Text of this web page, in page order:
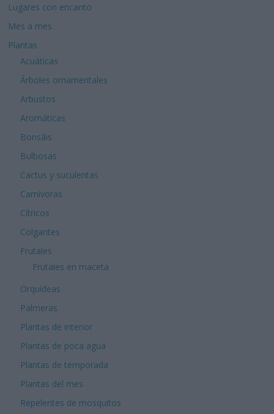
Lugares con encanto
Mes a mes
Plantas
Acuáticas
Árboles ornamentales
Arbustos
Aromáticas
Bonsáis
Bulbosas
Cactus y suculentas
Carnívoras
Cítricos
Colgantes
Frutales
Frutales en maceta
Orquídeas
Palmeras
Plantas de interior
Plantas de poca agua
Plantas de temporada
Plantas del mes
Repelentes de mosquitos